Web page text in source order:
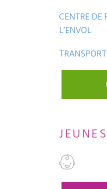
CENTRE DE
L’ENVOL
TRANSPORT